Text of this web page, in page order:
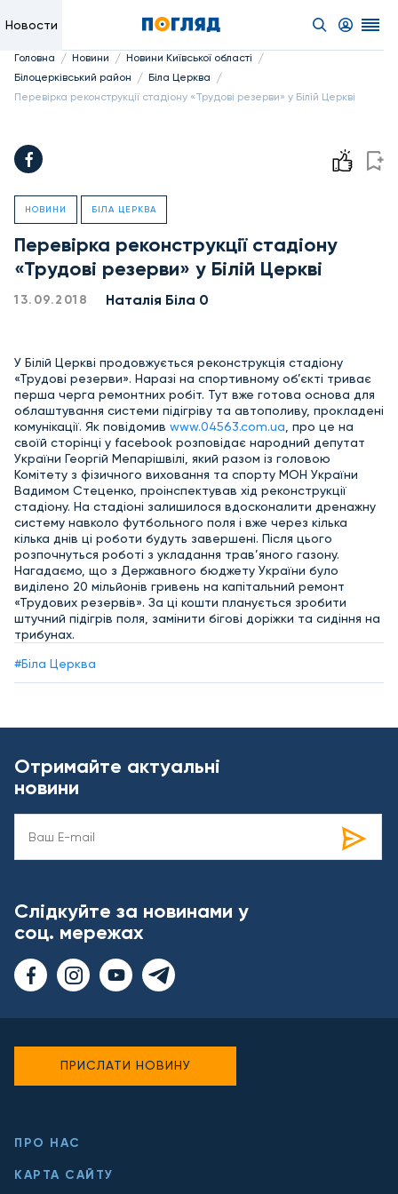
Новости
Головна / Новини / Новини Київської області /
Білоцерківський район / Біла Церква /
Перевірка реконструкції стадіону «Трудові резерви» у Білій Церкві
НОВИНИ БІЛА ЦЕРКВА
Перевірка реконструкції стадіону
«Трудові резерви» у Білій Церкві
13.09.2018 Наталія Біла 0
У Білій Церкві продовжується реконструкція стадіону
«Трудові резерви». Наразі на спортивному об’єкті триває
перша черга ремонтних робіт. Тут вже готова основа для
облаштування системи підігріву та автополиву, прокладені
комунікації. Як повідомив www.04563.com.ua , про це на
своїй сторінці у facebook розповідає народний депутат
України Георгій Мепарішвілі, який разом із головою
Комітету з фізичного виховання та спорту МОН України
Вадимом Стеценко, проінспектував хід реконструкції
стадіону. На стадіоні залишилося вдосконалити дренажну
систему навколо футбольного поля і вже через кілька
кілька днів ці роботи будуть завершені. Після цього
розпочнуться роботі з укладання трав’яного газону.
Нагадаємо, що з Державного бюджету України було
виділено 20 мільйонів гривень на капітальний ремонт
«Трудових резервів». За ці кошти планується зробити
штучний підігрів поля, замінити бігові доріжки та сидіння на
трибунах.
#Біла Церква
Отримайте актуальні
новини
Слідкуйте за новинами у
соц. мережах
ПРО НАС
КАРТА САЙТУ
ПРИСЛАТИ НОВИНУ